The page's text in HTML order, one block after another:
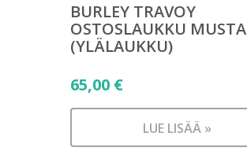
BURLEY TRAVOY
OSTOSLAUKKU MUSTA
(YLÄLAUKKU)
65,00 €
LUE LISÄÄ »